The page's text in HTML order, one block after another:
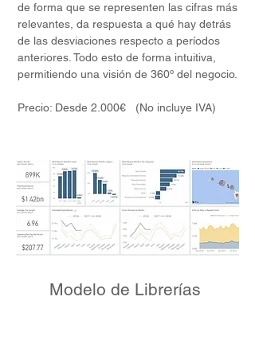
de forma que se representen las cifras más
relevantes, da respuesta a qué hay detrás
de las desviaciones respecto a períodos
anteriores. Todo esto de forma intuitiva,
permitiendo una visión de 360º del negocio.
Precio: Desde 2.000€ (No incluye IVA)
Modelo de Librerías